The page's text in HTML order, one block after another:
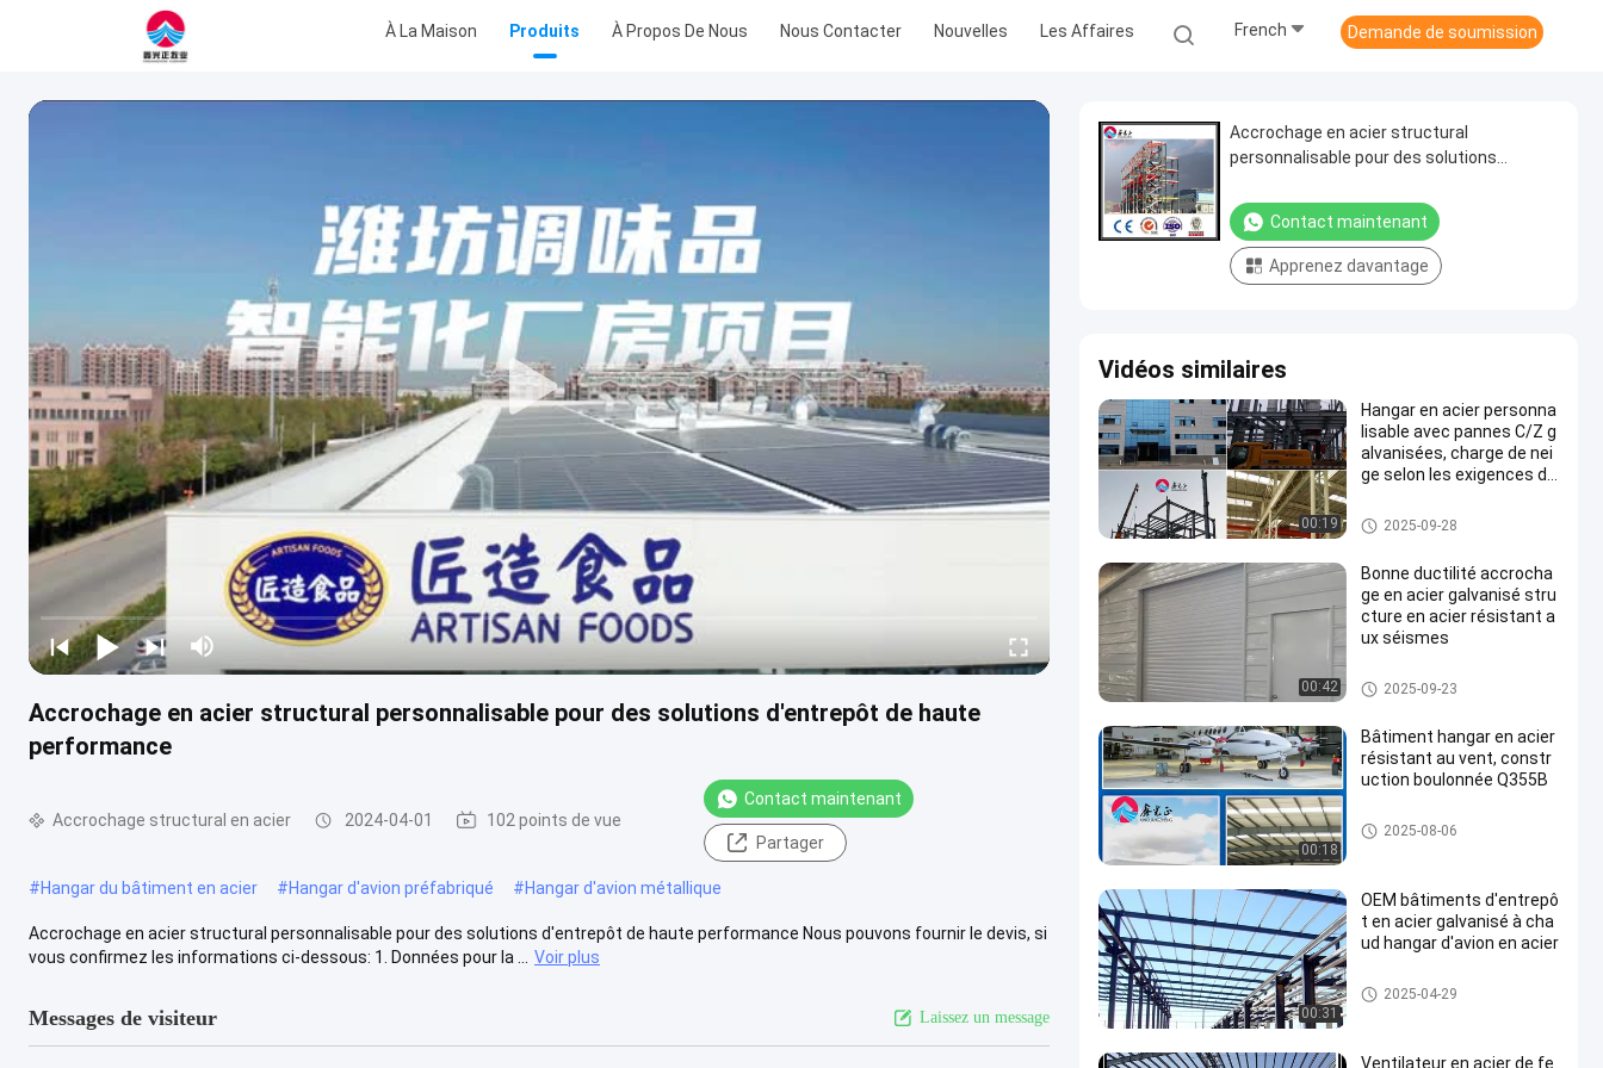
À La Maison Produits À Propos De Nous Nous Contacter Nouvelles Les Affaires French Demande de soumission
Accrochage en acier structural personnalisable pour des solutions d'entrepôt de haute
performance
Accrochage structural en acier 2024-04-01 102 points de vue
Contact maintenant
Partager
#Hangar du bâtiment en acier #Hangar d'avion préfabriqué #Hangar d'avion métallique
Accrochage en acier structural personnalisable pour des solutions d'entrepôt de haute performance Nous pouvons fournir le devis, si
vous confirmez les informations ci-dessous: 1. Données pour la ...
Voir plus
Messages de visiteur Laissez un message
Accrochage en acier structural
personnalisable pour des solutions
Contact maintenant
Apprenez davantage
Vidéos similaires
00:19
Hangar en acier personna
lisable avec pannes C/Z g
alvanisées, charge de nei
ge selon les exigences du
Accrochage structural en acier
2025-09-28
00:42
Bonne ductilité accrocha
ge en acier galvanisé stru
cture en acier résistant a
ux séismes
Accrochage structural en acier
2025-09-23
00:18
Bâtiment hangar en acier
résistant au vent, constr
uction boulonnée Q355B
Accrochage structural en acier
2025-08-06
00:31
OEM bâtiments d'entrepô
t en acier galvanisé à cha
ud hangar d'avion en acier
Accrochage structural en acier
2025-04-29
Ventilateur en acier de fe